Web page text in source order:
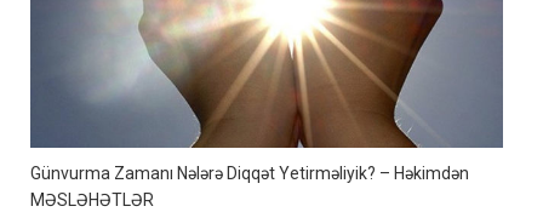
Günvurma Zamanı Nələrə Diqqət Yetirməliyik? – Həkimdən
MƏSLƏHƏTLƏR